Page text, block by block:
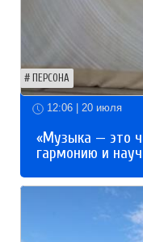
ПЕРСОНА
12:06 | 20 июля
«Музыка — это
гармонию и